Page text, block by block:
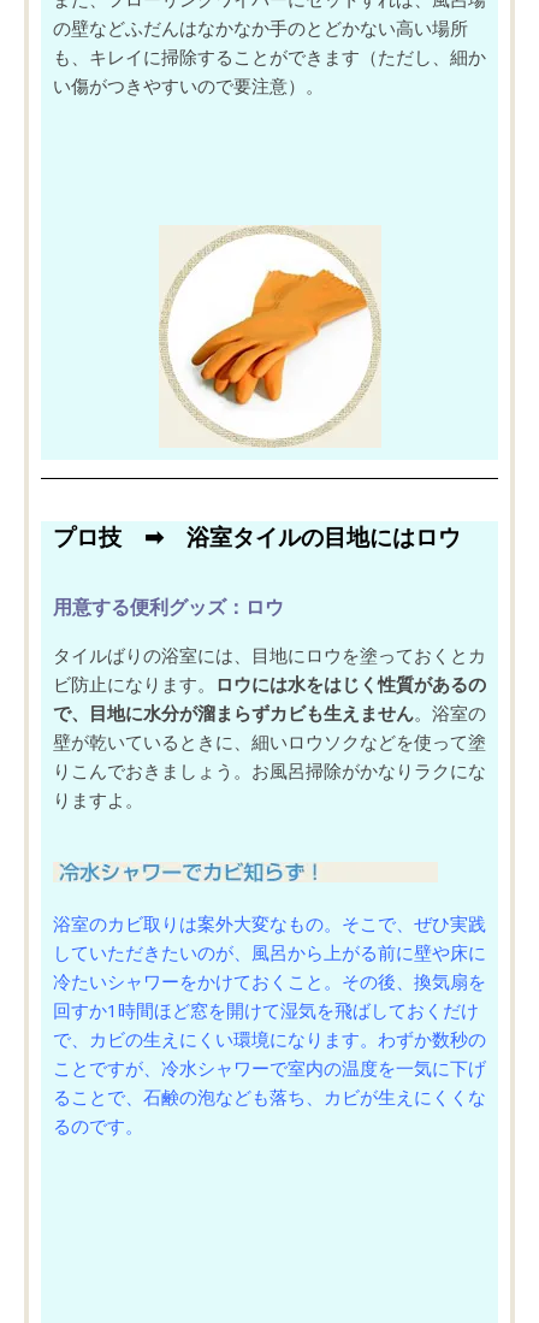
の壁などふだんはなかなか手のとどかない高い場所
も、キレイに掃除することができます（ただし、細か
い傷がつきやすいので要注意）。
プロ技 ➡︎ 浴室タイルの目地にはロウ
用意する便利グッズ：ロウ
タイルばりの浴室には、 目地にロウを塗っておくとカ
ビ防止になります。 ロウには水をはじく性質があるの
で、目地に水分が溜まらずカビも生えません。浴室の
壁が乾いているときに、細いロウソクなどを使って塗
りこんでおきましょう。お風呂掃除がかなりラクにな
りますよ。
浴室のカビ取りは案外大変なもの。そこで、ぜひ実践
していただきたいのが、風呂から上がる前に壁や床に
冷たいシャワーをかけておく こと。その後、換気扇を
回すか1時間ほど窓を開けて湿気を飛ばしておくだけ
で、カビの生えにくい環境になります。わずか数秒の
ことですが、冷水シャワーで室内の温度を一気に下げ
ることで、石鹸の泡なども落ち、カビが生えにくくな
るのです。